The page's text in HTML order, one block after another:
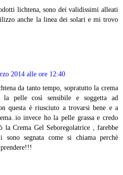
lichtena, sono dei validissimi alleati
anche la linea dei solari e mi trovo
2014 alle ore 12:40
da tanto tempo, sopratutto la crema
pelle così sensibile e soggetta ad
questa è riusciuto a trovarsi bene e a
invece ho la pelle grassa e credo
la Crema Gel Seboregolatrice , farebbe
segnata come si chiama perchè